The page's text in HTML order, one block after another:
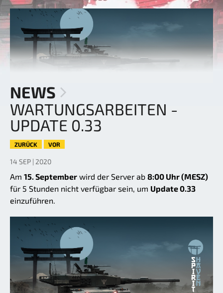
NEWS
WARTUNGSARBEITEN -
UPDATE 0.33
ZURÜCK VOR
14 SEP | 2020
Am 15. September wird der Server ab 8:00 Uhr (MESZ)
für 5 Stunden nicht verfügbar sein, um Update 0.33
einzuführen.